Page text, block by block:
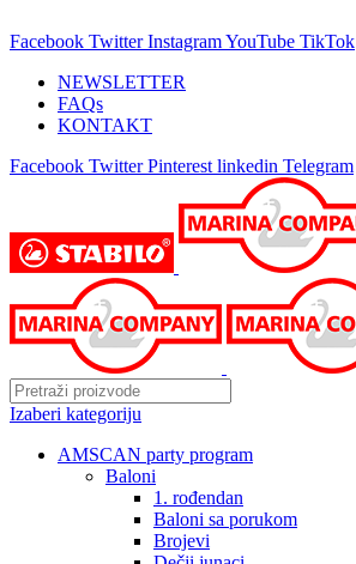
Facebook Twitter InstagramYouTube TikTok
NEWSLETTER
FAQs
KONTAKT
Facebook Twitter Pinterest linkedin Telegram
Izaberi kategoriju
AMSCAN party program
Baloni
1. rođendan
Baloni sa porukom
Brojevi